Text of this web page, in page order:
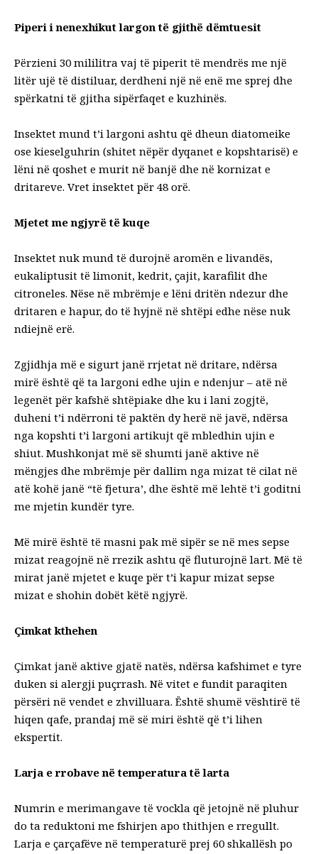
Piperi i nenexhikut largon të gjithë dëmtuesit
Përzieni 30 mililitra vaj të piperit të mendrës me një
litër ujë të distiluar, derdheni një në enë me sprej dhe
spërkatni të gjitha sipërfaqet e kuzhinës.
Insektet mund t’i largoni ashtu që dheun diatomeike
ose kieselguhrin (shitet nëpër dyqanet e kopshtarisë) e
lëni në qoshet e murit në banjë dhe në kornizat e
dritareve. Vret insektet për 48 orë.
Mjetet me ngjyrë të kuqe
Insektet nuk mund të durojnë aromën e livandës,
eukaliptusit të limonit, kedrit, çajit, karafilit dhe
citroneles. Nëse në mbrëmje e lëni dritën ndezur dhe
dritaren e hapur, do të hyjnë në shtëpi edhe nëse nuk
ndiejnë erë.
Zgjidhja më e sigurt janë rrjetat në dritare, ndërsa
mirë është që ta largoni edhe ujin e ndenjur – atë në
legenët për kafshë shtëpiake dhe ku i lani zogjtë,
duheni t’i ndërroni të paktën dy herë në javë, ndërsa
nga kopshti t’i largoni artikujt që mbledhin ujin e
shiut. Mushkonjat më së shumti janë aktive në
mëngjes dhe mbrëmje për dallim nga mizat të cilat në
atë kohë janë “të fjetura’, dhe është më lehtë t’i goditni
me mjetin kundër tyre.
Më mirë është të masni pak më sipër se në mes sepse
mizat reagojnë në rrezik ashtu që fluturojnë lart. Më të
mirat janë mjetet e kuqe për t’i kapur mizat sepse
mizat e shohin dobët këtë ngjyrë.
Çimkat kthehen
Çimkat janë aktive gjatë natës, ndërsa kafshimet e tyre
duken si alergji puçrrash. Në vitet e fundit paraqiten
përsëri në vendet e zhvilluara. Është shumë vështirë të
hiqen qafe, prandaj më së miri është që t’i lihen
ekspertit.
Larja e rrobave në temperatura të larta
Numrin e merimangave të vockla që jetojnë në pluhur
do ta reduktoni me fshirjen apo thithjen e rregullt.
Larja e çarçafëve në temperaturë prej 60 shkallësh po